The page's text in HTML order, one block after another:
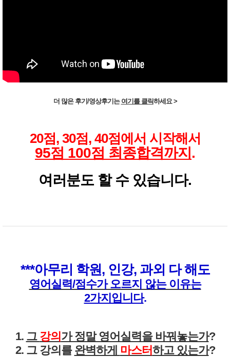
더 많은 후기/영상후기는 여기를 클릭하세요 >
20점, 30점, 40점에서 시작해서
95점 100점 최종합격까지.
여러분도 할 수 있습니다.
***아무리 학원, 인강, 과외 다 해도
영어실력/점수가 오르지 않는 이유는
2가지입니다.
1. 그 강의 가 정말 영어실력을 바꿔놓는가?
2. 그 강의를 완벽하게 마스터하고 있는가?